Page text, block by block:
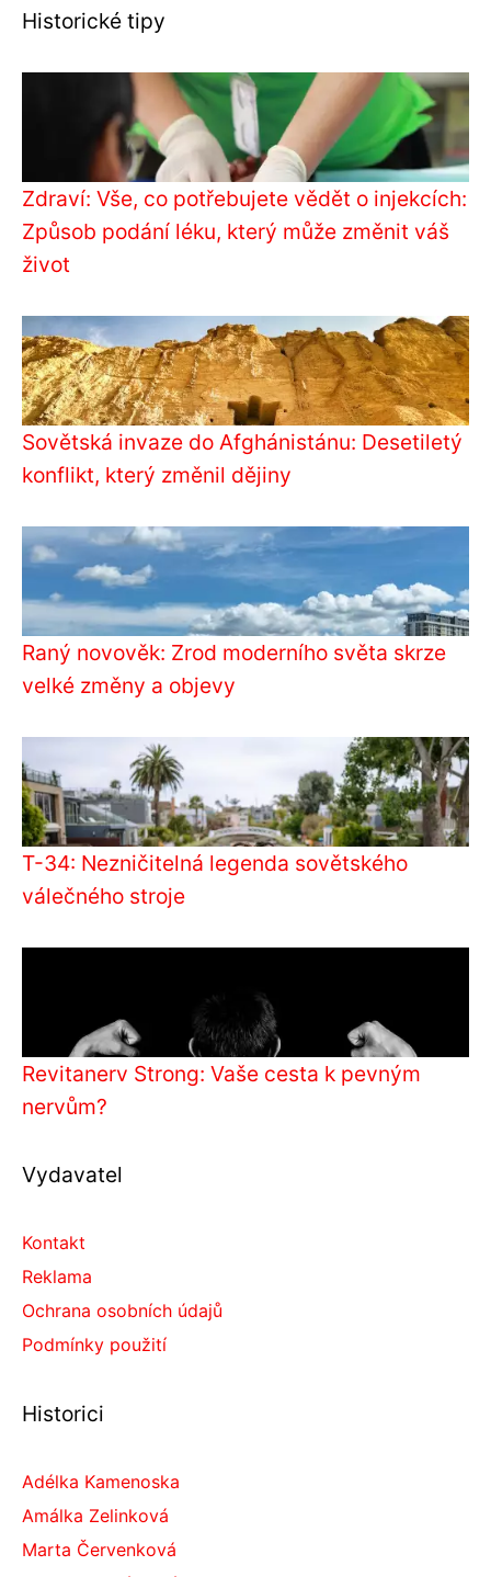
Historické tipy
Zdraví: Vše, co potřebujete vědět o injekcích:
Způsob podání léku, který může změnit váš
život
Sovětská invaze do Afghánistánu: Desetiletý
konflikt, který změnil dějiny
Raný novověk: Zrod moderního světa skrze
velké změny a objevy
T-34: Nezničitelná legenda sovětského
válečného stroje
Revitanerv Strong: Vaše cesta k pevným
nervům?
Vydavatel
Kontakt
Reklama
Ochrana osobních údajů
Podmínky použití
Historici
Adélka Kamenoska
Amálka Zelinková
Marta Červenková